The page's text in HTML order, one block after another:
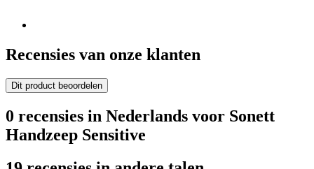
Recensies van onze klanten
Dit product beoordelen
0 recensies in Nederlands voor Sonett
Handzeep Sensitive